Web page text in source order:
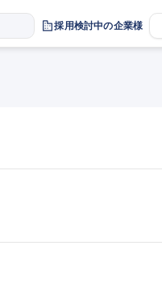
採用検討中の企業様